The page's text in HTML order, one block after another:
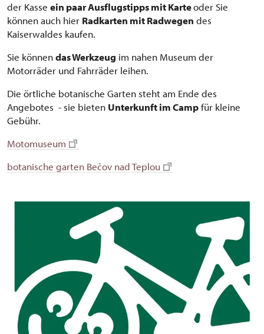
der Kasse ein paar Ausflugstipps mit Karteoder Sie
können auch hier Radkarten mit Radwegen des
Kaiserwaldes kaufen.
Sie könnendas Werkzeug im nahen Museum der
Motorräder und Fahrräder leihen.
Die örtliche botanische Garten steht am Ende des
Angebotes - sie bieten Unterkunft im Campfür kleine
Gebühr.
Motomuseum
botanische garten Bečov nad Teplou